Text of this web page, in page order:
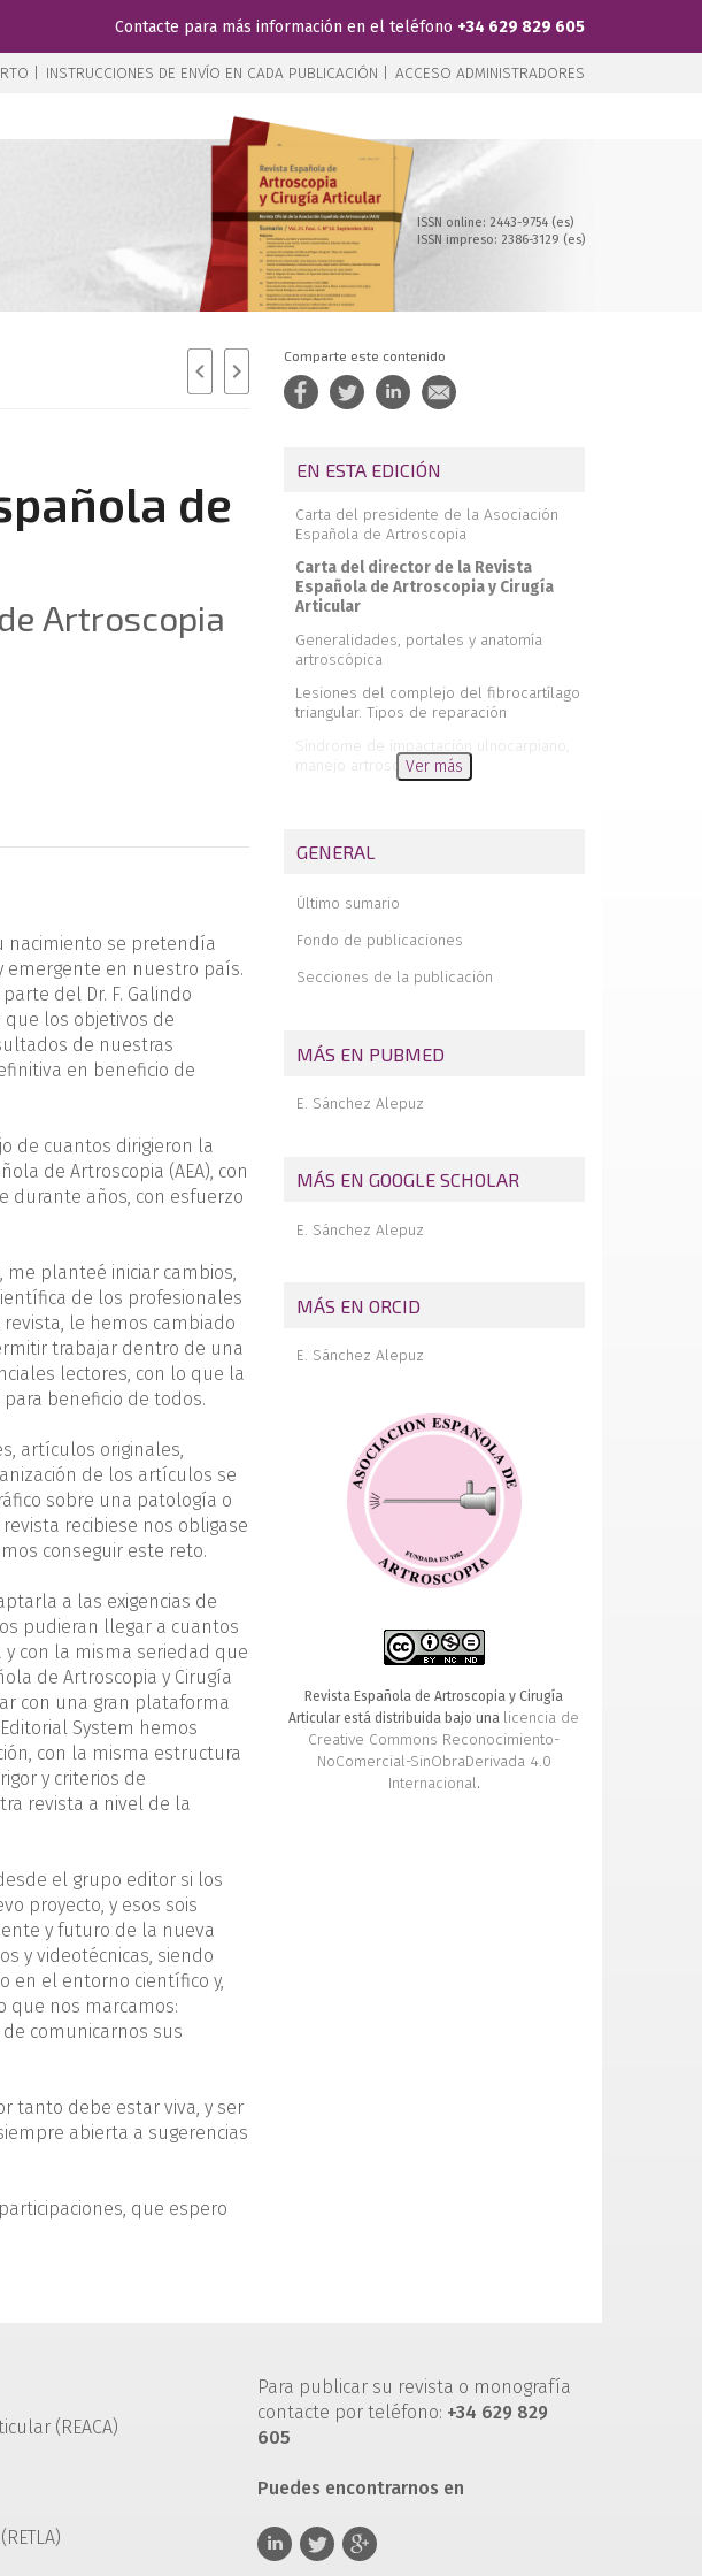
Contacte para más información en el teléfono +34 629 829 605
| INSTRUCCIONES DE ENVÍO EN CADA PUBLICACIÓN | ACCESO ADMINISTRADORES
ISSN online: 2443-9754 (es)
ISSN impreso: 2386-3129 (es)
de
Artroscopia
nacimiento se pretendía
emergente en nuestro país.
del Dr. F. Galindo
que los objetivos de
de nuestras
en beneficio de
de cuantos dirigieron la
de Artroscopia (AEA), con
durante años, con esfuerzo
planteé iniciar cambios,
de los profesionales
le hemos cambiado
trabajar dentro de una
lectores, con lo que la
beneficio de todos.
artículos originales,
de los artículos se
sobre una patología o
recibiese nos obligase
conseguir este reto.
a las exigencias de
pudieran llegar a cuantos
con la misma seriedad que
de Artroscopia y Cirugía
con una gran plataforma
System hemos
con la misma estructura
y criterios de
revista a nivel de la
el grupo editor si los
proyecto, y esos sois
y futuro de la nueva
y videotécnicas, siendo
en el entorno científico y,
que nos marcamos:
comunicarnos sus
tanto debe estar viva, y ser
abierta a sugerencias
que espero
Comparte este contenido
EN ESTA EDICIÓN
Carta del presidente de la Asociación
Española de Artroscopia
Carta del director de la Revista
Española de Artroscopia y Cirugía
Articular
Generalidades, portales y anatomía
artroscópica
Lesiones del complejo del fibrocartílago
triangular. Tipos de reparación
Síndrome de impactación ulnocarpiano,
manejo artroscópico
Papel de la artroscopia en la muñeca
Diagnóstico y tratamiento artroscópico de
Indicaciones, técnica y resultados
muñeca
Ligamentoplastia escafolunar, doble
Ver más
GENERAL
Último sumario
Fondo de publicaciones
Secciones de la publicación
MÁS EN PUBMED
E. Sánchez Alepuz
MÁS EN GOOGLE SCHOLAR
E. Sánchez Alepuz
MÁS EN ORCID
E. Sánchez Alepuz
Revista Española de Artroscopia y Cirugía
Articular está distribuida bajo una licencia de
Creative Commons Reconocimiento-
NoComercial-SinObraDerivada 4.0
Internacional.
(REACA)
Para publicar su revista o monografía
contacte por teléfono: +34 629 829
605
Puedes encontrarnos en